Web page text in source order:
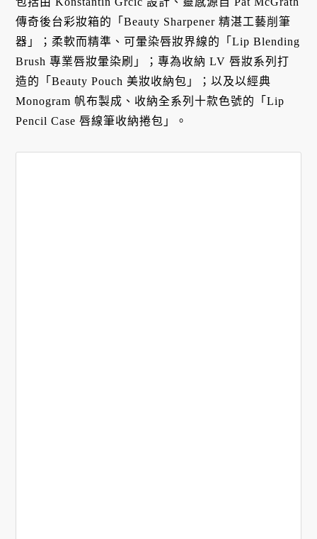
傳奇後台彩妝箱的「Beauty Sharpener 精湛工藝削筆
器」；柔軟而精準、可暈染唇妝界線的「Lip Blending
Brush 專業唇妝暈染刷」；專為收納 LV 唇妝系列打
造的「Beauty Pouch 美妝收納包」；以及以經典
Monogram 帆布製成、收納全系列十款色號的「Lip
Pencil Case 唇線筆收納捲包」。